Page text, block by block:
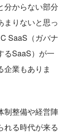
分からない部分
まりないと思っ
SaaS（ガバナ
るSaaS）が一
企業もありま
制整備や経営陣
れる時代が来る